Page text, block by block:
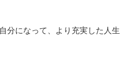
分になって、より充実した人生